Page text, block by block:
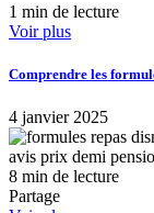
1 min de lecture
Voir plus
Comprendre les
4 janvier 2025
8 min de lecture
Partage